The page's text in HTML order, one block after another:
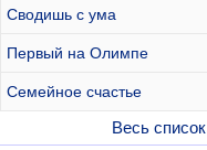
Сводишь с ума
Первый на Олимпе
Семейное счастье
Весь список